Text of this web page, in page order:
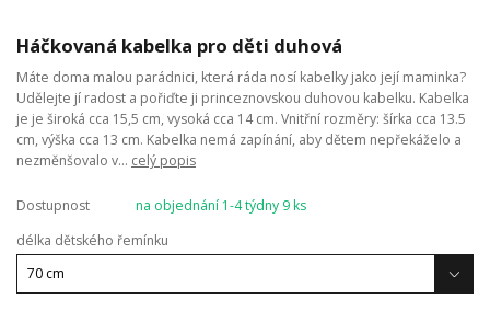
Háčkovaná kabelka pro děti duhová
Máte doma malou parádnici, která ráda nosí kabelky jako její maminka?
Udělejte jí radost a pořiďte ji princeznovskou duhovou kabelku. Kabelka
je je široká cca 15,5 cm, vysoká cca 14 cm. Vnitřní rozměry: šírka cca 13.5
cm, výška cca 13 cm. Kabelka nemá zapínání, aby dětem nepřekáželo a
nezměnšovalo v... celý popis
Dostupnost
na objednání 1-4 týdny 9 ks
délka dětského řemínku